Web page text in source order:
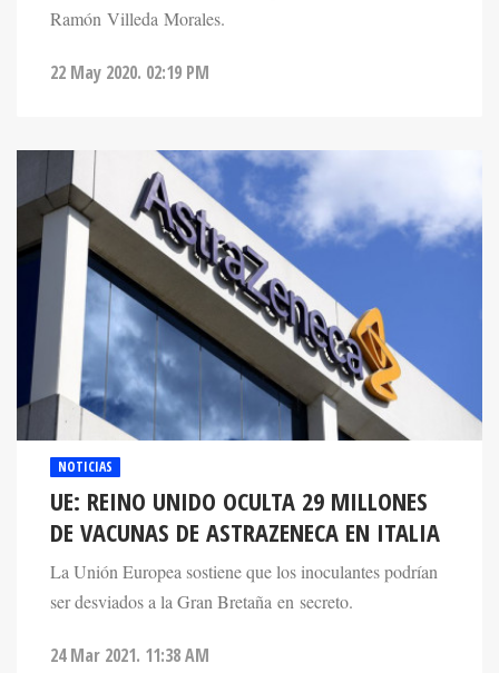
UE: REINO UNIDO OCULTA 29 MILLONES
DE VACUNAS DE ASTRAZENECA EN ITALIA
La Unión Europea sostiene que los inoculantes podrían
ser desviados a la Gran Bretaña en secreto.